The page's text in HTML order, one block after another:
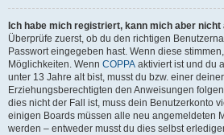
Ich habe mich registriert, kann mich aber nicht
Überprüfe zuerst, ob du den richtigen
Passwort eingegeben hast. Wenn diese
Möglichkeiten. Wenn COPPA aktiviert ist und du
unter 13 Jahre alt bist, musst du bzw. einer
Erziehungsberechtigten den Anweisungen
dies nicht der Fall ist, muss dein Benutzerkonto
einigen Boards müssen alle neu angemeldeten
werden – entweder musst du dies selbst